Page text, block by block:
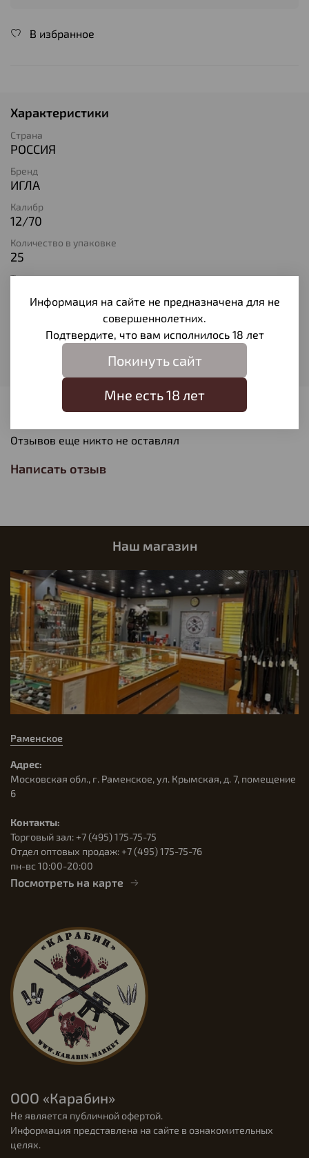
В избранное
Характеристики
Страна
РОССИЯ
Бренд
ИГЛА
Калибр
12/70
Количество в упаковке
25
Тип патрона
Отзывов еще никто не оставлял
Написать отзыв
Наш магазин
Раменское
Адрес:
Московская обл., г. Раменское, ул. Крымская, д. 7, помещение
6
Контакты:
Торговый зал: +7 (495) 175-75-75
Отдел оптовых продаж: +7 (495) 175-75-76
пн-вс 10:00-20:00
Посмотреть на карте
ООО «Карабин»
Не является публичной офертой.
Информация представлена на сайте в ознакомительных
целях.
Информация на сайте не предназначена для не
совершеннолетних.
Подтвердите, что вам исполнилось 18 лет
Покинуть сайт
Мне есть 18 лет